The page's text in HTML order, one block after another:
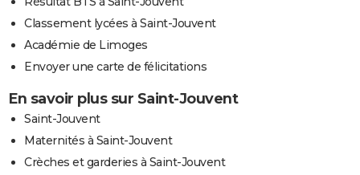
Classement lycées à Saint-Jouvent
Académie de Limoges
Envoyer une carte de félicitations
En savoir plus sur Saint-Jouvent
Saint-Jouvent
Maternités à Saint-Jouvent
Crèches et garderies à Saint-Jouvent